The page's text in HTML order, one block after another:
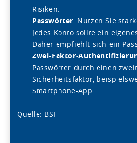
Risiken.
Passwörter: Nutzen Sie
Jedes Konto sollte ein
Daher empfiehlt sich ein
Zwei-Faktor-
Passwörter durch einen
Sicherheitsfaktor,
Smartphone-App.
Quelle: BSI